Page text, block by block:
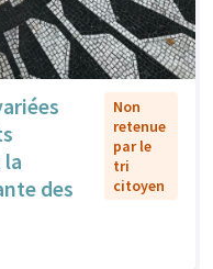
des
Non
retenue
par le
tri
citoyen